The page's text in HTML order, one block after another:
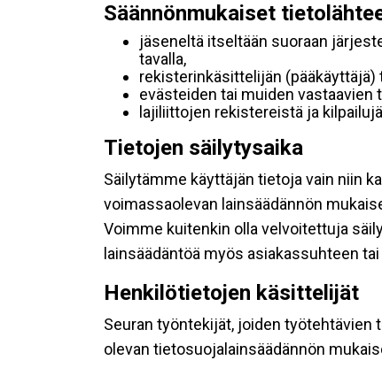
Säännönmukaiset
jäseneltä itseltään suoraan
tavalla,
rekisterinkäsittelijän
evästeiden tai muiden vastaavien
lajiliittojen rekistereistä ja
Tietojen säilytysaika
Säilytämme käyttäjän tietoja vain niin
voimassaolevan lainsäädännön
Voimme kuitenkin olla velvoitettuja
lainsäädäntöä myös asiakassuhteen
Henkilötietojen käsittelijät
Seuran työntekijät, joiden
olevan tietosuojalainsäädännön